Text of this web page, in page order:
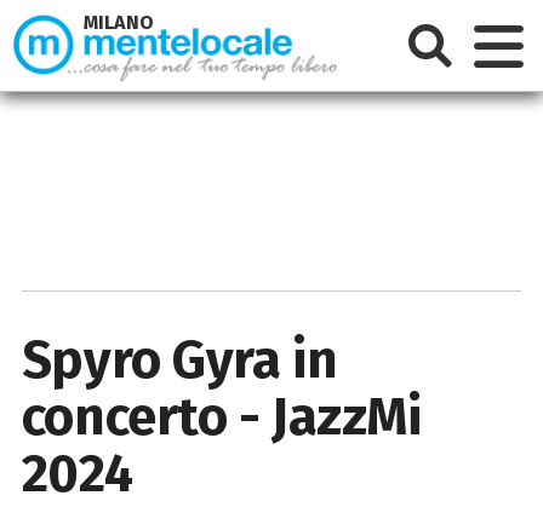
Spyro Gyra in
concerto - JazzMi
2024
MILANO